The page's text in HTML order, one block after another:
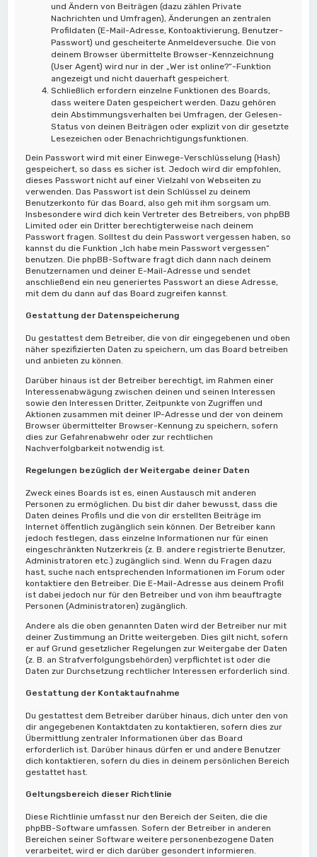
und Ändern von Beiträgen (dazu zählen Private
Nachrichten und Umfragen), Änderungen an zentralen
Profildaten (E-Mail-Adresse, Kontoaktivierung, Benutzer-
Passwort) und gescheiterte Anmeldeversuche. Die von
deinem Browser übermittelte Browser-Kennzeichnung
(User Agent) wird nur in der „Wer ist online?“-Funktion
angezeigt und nicht dauerhaft gespeichert.
Schließlich erfordern einzelne Funktionen des Boards,
dass weitere Daten gespeichert werden. Dazu gehören
dein Abstimmungsverhalten bei Umfragen, der Gelesen-
Status von deinen Beiträgen oder explizit von dir gesetzte
Lesezeichen oder Benachrichtigungsfunktionen.
Dein Passwort wird mit einer Einwege-Verschlüsselung (Hash)
gespeichert, so dass es sicher ist. Jedoch wird dir empfohlen,
dieses Passwort nicht auf einer Vielzahl von Webseiten zu
verwenden. Das Passwort ist dein Schlüssel zu deinem
Benutzerkonto für das Board, also geh mit ihm sorgsam um.
Insbesondere wird dich kein Vertreter des Betreibers, von phpBB
Limited oder ein Dritter berechtigterweise nach deinem
Passwort fragen. Solltest du dein Passwort vergessen haben, so
kannst du die Funktion „Ich habe mein Passwort vergessen“
benutzen. Die phpBB-Software fragt dich dann nach deinem
Benutzernamen und deiner E-Mail-Adresse und sendet
anschließend ein neu generiertes Passwort an diese Adresse,
mit dem du dann auf das Board zugreifen kannst.
Gestattung der Datenspeicherung
Du gestattest dem Betreiber, die von dir eingegebenen und oben
näher spezifizierten Daten zu speichern, um das Board betreiben
und anbieten zu können.
Darüber hinaus ist der Betreiber berechtigt, im Rahmen einer
Interessenabwägung zwischen deinen und seinen Interessen
sowie den Interessen Dritter, Zeitpunkte von Zugriffen und
Aktionen zusammen mit deiner IP-Adresse und der von deinem
Browser übermittelter Browser-Kennung zu speichern, sofern
dies zur Gefahrenabwehr oder zur rechtlichen
Nachverfolgbarkeit notwendig ist.
Regelungen bezüglich der Weitergabe deiner Daten
Zweck eines Boards ist es, einen Austausch mit anderen
Personen zu ermöglichen. Du bist dir daher bewusst, dass die
Daten deines Profils und die von dir erstellten Beiträge im
Internet öffentlich zugänglich sein können. Der Betreiber kann
jedoch festlegen, dass einzelne Informationen nur für einen
eingeschränkten Nutzerkreis (z. B. andere registrierte Benutzer,
Administratoren etc.) zugänglich sind. Wenn du Fragen dazu
hast, suche nach entsprechenden Informationen im Forum oder
kontaktiere den Betreiber. Die E-Mail-Adresse aus deinem Profil
ist dabei jedoch nur für den Betreiber und von ihm beauftragte
Personen (Administratoren) zugänglich.
Andere als die oben genannten Daten wird der Betreiber nur mit
deiner Zustimmung an Dritte weitergeben. Dies gilt nicht, sofern
er auf Grund gesetzlicher Regelungen zur Weitergabe der Daten
(z. B. an Strafverfolgungsbehörden) verpflichtet ist oder die
Daten zur Durchsetzung rechtlicher Interessen erforderlich sind.
Gestattung der Kontaktaufnahme
Du gestattest dem Betreiber darüber hinaus, dich unter den von
dir angegebenen Kontaktdaten zu kontaktieren, sofern dies zur
Übermittlung zentraler Informationen über das Board
erforderlich ist. Darüber hinaus dürfen er und andere Benutzer
dich kontaktieren, sofern du dies in deinem persönlichen Bereich
gestattet hast.
Geltungsbereich dieser Richtlinie
Diese Richtlinie umfasst nur den Bereich der Seiten, die die
phpBB-Software umfassen. Sofern der Betreiber in anderen
Bereichen seiner Software weitere personenbezogene Daten
verarbeitet, wird er dich darüber gesondert informieren.